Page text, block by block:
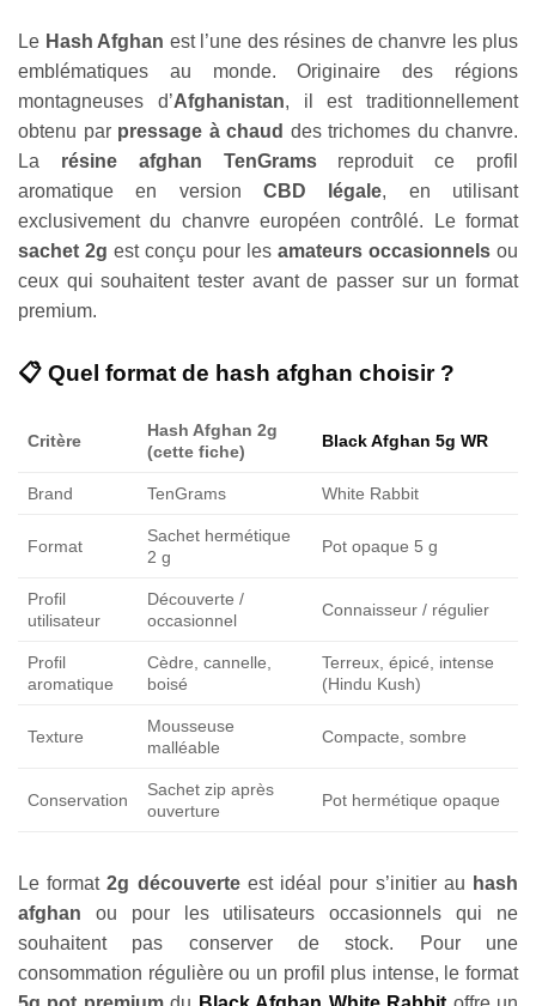
Le Hash Afghan est l’une des résines de chanvre les plus
emblématiques au monde. Originaire des régions
montagneuses d’Afghanistan, il est traditionnellement
obtenu par pressage à chaud des trichomes du chanvre.
La résine afghan TenGramsreproduit ce profil
aromatique en version CBD légale, en utilisant
exclusivement du chanvre européen contrôlé. Le format
sachet 2g est conçu pour les amateurs occasionnels ou
ceux qui souhaitent tester avant de passer sur un format
premium.
📋 Quel format de hash afghan choisir ?
Critère
Hash Afghan 2g
(cette fiche)
Black Afghan 5g WR
Brand TenGrams White Rabbit
Format
Sachet hermétique
2 g
Pot opaque 5 g
Profil
utilisateur
Découverte /
occasionnel
Connaisseur / régulier
Profil
aromatique
Cèdre, cannelle,
boisé
Terreux, épicé, intense
(Hindu Kush)
Texture
Mousseuse
malléable
Compacte, sombre
Conservation
Sachet zip après
ouverture
Pot hermétique opaque
Le format2g découverteest idéal pour s’initier au hash
afghan ou pour les utilisateurs occasionnels qui ne
souhaitent pas conserver de stock. Pour une
consommation régulière ou un profil plus intense, le format